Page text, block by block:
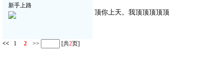
新手上路
顶你上天。我顶顶顶顶顶
<< 1 2 >> [共2页]